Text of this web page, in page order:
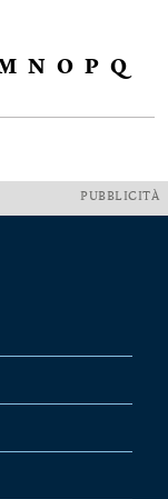
N O P Q
PUBBLICITÀ